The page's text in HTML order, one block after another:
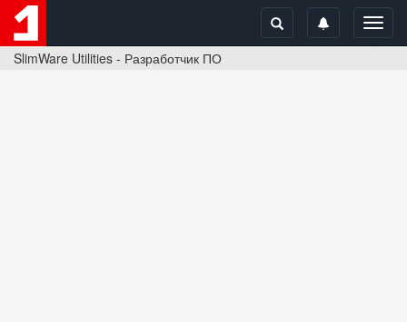
SlimWare Utilities - Разработчик ПО